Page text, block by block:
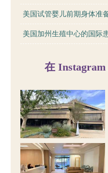
美国试管婴儿前期身体准
美国加州生殖中心的国际
在